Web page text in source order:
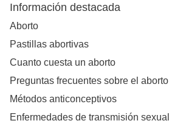
Información destacada
Aborto
Pastillas abortivas
Cuanto cuesta un aborto
Preguntas frecuentes sobre el aborto
Métodos anticonceptivos
Enfermedades de transmisión sexual